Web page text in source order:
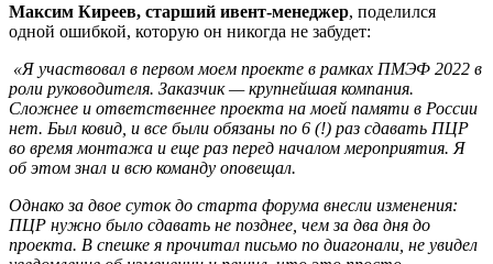
Максим Киреев, старший ивент-менеджер, поделился
одной ошибкой, которую он никогда не забудет:
«Я участвовал в первом моем проекте в рамках ПМЭФ 2022 в
роли руководителя. Заказчик — крупнейшая компания.
Сложнее и ответственнее проекта на моей памяти в России
нет. Был ковид, и все были обязаны по 6 (!) раз сдавать ПЦР
во время монтажа и еще раз перед началом мероприятия. Я
об этом знал и всю команду оповещал.
Однако за двое суток до старта форума внесли изменения:
ПЦР нужно было сдавать не позднее, чем за два дня до
проекта. В спешке я прочитал письмо по диагонали, не увидел